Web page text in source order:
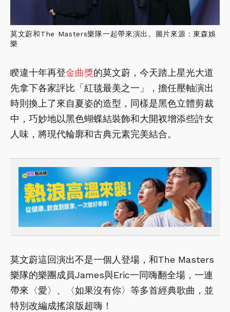
莫文蔚和The Masters樂隊一起帶來演出。圖片來源：東森娛
樂
睽違十年再登金曲獎的莫文蔚，今天踏上星光大道
先拿下各家評比「紅毯最美之一」，擔任壓軸演出
時則換上了來自夏姿的造型，同樣是黑色立體剪裁
中，巧妙地以黑色蝴蝶結裝飾和大開衩增添些許女
人味，將現代輪廓和古典元素完美結合。
莫文蔚這回演出不是一個人登場，和The Masters
樂隊的樂團成員James與Eric一同嗨翻全場，一連
帶來〈愛〉、〈如果沒有你〉等多首經典歌曲，並
特別改編成搖滾版超嗨！